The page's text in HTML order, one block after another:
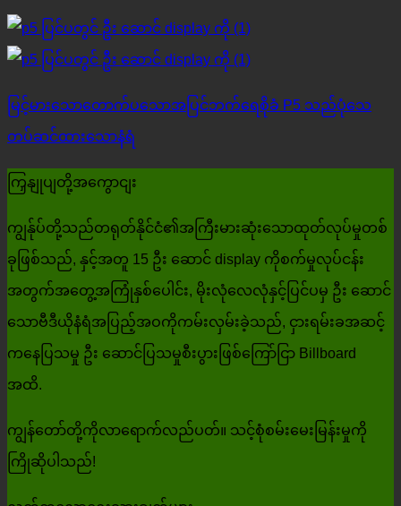
မြင့်မားသောတောက်ပသောအပြင်ဘက်ရေစိုခံ P5 သည်ပုံသေ
တပ်ဆင်ထားသောနံရံ
ကြှနျုပျတို့အကွောငျး
ကျွန်ုပ်တို့သည်တရုတ်နိုင်ငံ၏အကြီးမားဆုံးသောထုတ်လုပ်မှုတစ်
ခုဖြစ်သည်, နှင့်အတူ 15 ဦး ဆောင် display ကိုစက်မှုလုပ်ငန်း
အတွက်အတွေ့အကြုံနှစ်ပေါင်း, မိုးလုံလေလုံနှင့်ပြင်ပမှ ဦး ဆောင်
သောဗီဒီယိုနံရံအပြည့်အဝကိုကမ်းလှမ်းခဲ့သည်, ငှားရမ်းခအဆင့်
ကနေပြသမှု ဦး ဆောင်ပြသမှုစီးပွားဖြစ်ကြော်ငြာ Billboard
အထိ.
ကျွန်တော်တို့ကိုလာရောက်လည်ပတ်။ သင့်စုံစမ်းမေးမြန်းမှုကို
ကြိုဆိုပါသည်!